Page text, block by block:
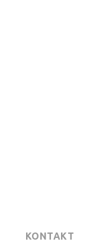
KONTAKT